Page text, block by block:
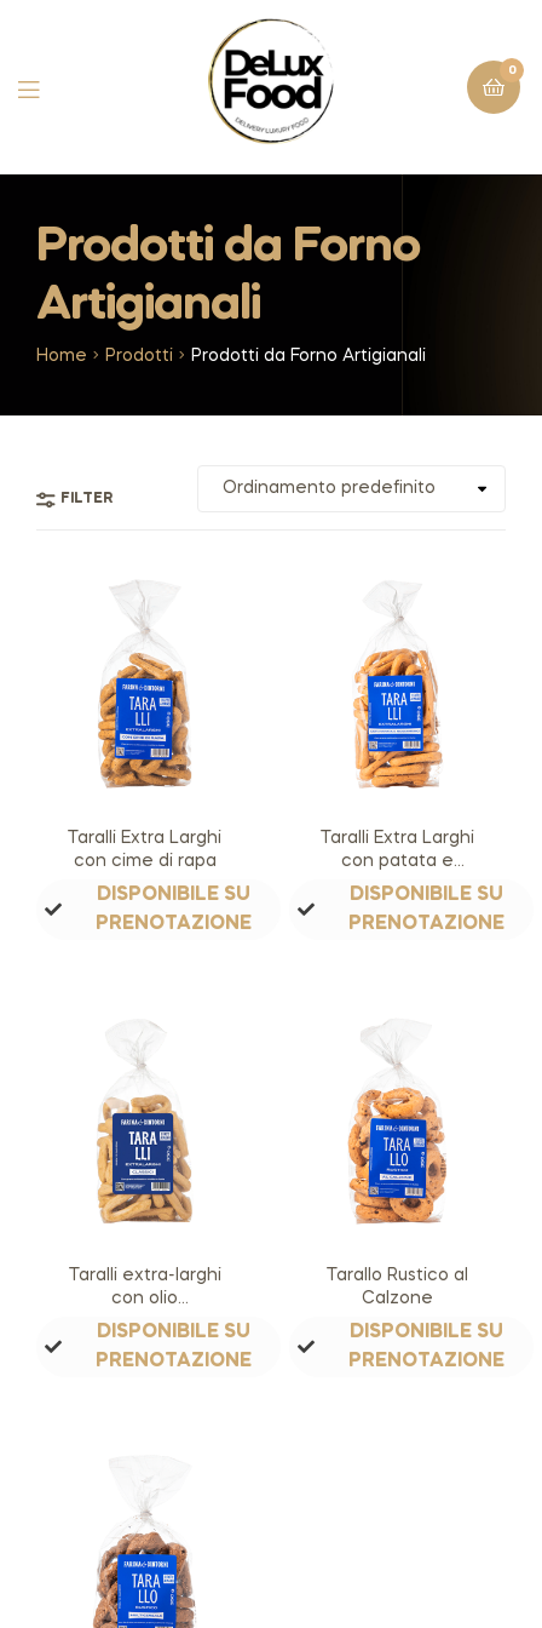
0
Prodotti da Forno
Artigianali
Home Prodotti Prodotti da Forno Artigianali
FILTER
Taralli Extra Larghi
con cime di rapa
DISPONIBILE SU
PRENOTAZIONE
Taralli Extra Larghi
con patata e
rosmarino
DISPONIBILE SU
PRENOTAZIONE
Taralli extra-larghi
con olio
extravergine d’oliva
DISPONIBILE SU
PRENOTAZIONE
Tarallo Rustico al
Calzone
DISPONIBILE SU
PRENOTAZIONE